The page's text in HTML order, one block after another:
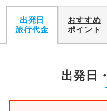
出発日
旅行代金
おすすめ
ポイント
出発日